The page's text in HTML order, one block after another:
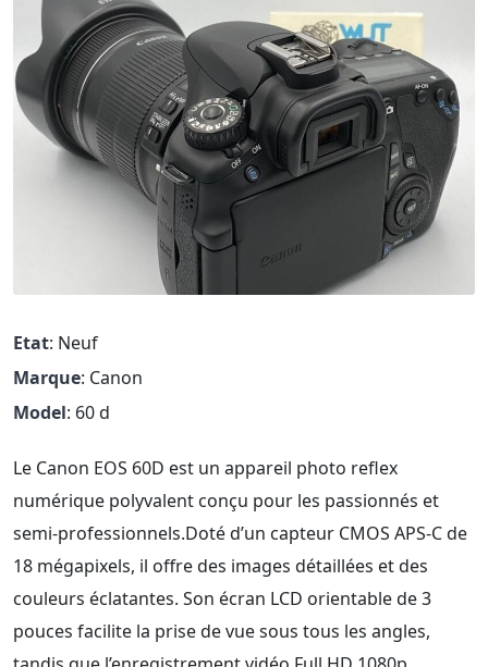
Etat: Neuf
Marque: Canon
Model: 60 d
Le Canon EOS 60D est un appareil photo reflex
numérique polyvalent conçu pour les passionnés et
semi-professionnels.Doté d’un capteur CMOS APS-C de
18 mégapixels, il offre des images détaillées et des
couleurs éclatantes. Son écran LCD orientable de 3
pouces facilite la prise de vue sous tous les angles,